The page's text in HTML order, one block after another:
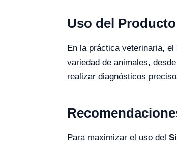
Uso del
En la práctica veterinaria, el
variedad de animales,
realizar diagnósticos
Para maximizar el uso del